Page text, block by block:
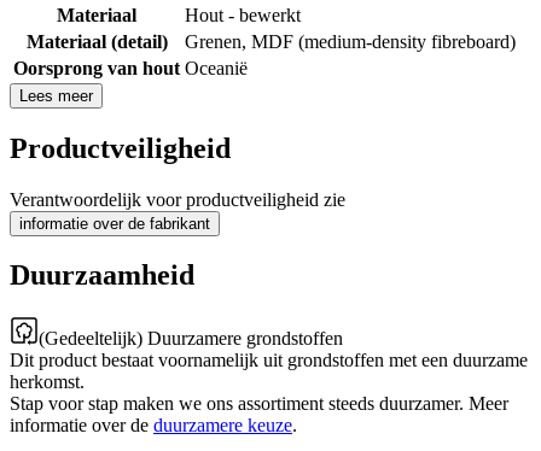
Materiaal
Hout - bewerkt
Materiaal (detail)
Grenen, MDF (medium-density fibreboard)
Oorsprong van hout Oceanië
Lees meer
Productveiligheid
Verantwoordelijk voor productveiligheid zie
informatie over de fabrikant
Duurzaamheid
(Gedeeltelijk) Duurzamere grondstoffen
Dit product bestaat voornamelijk uit grondstoffen met een duurzame
herkomst.
Stap voor stap maken we ons assortiment steeds duurzamer. Meer
informatie over de duurzamere keuze.